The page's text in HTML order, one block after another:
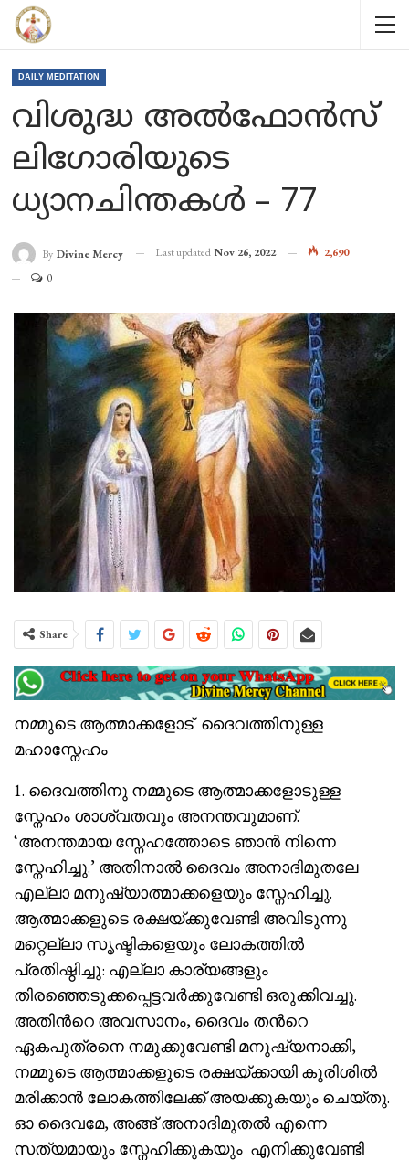
DAILY MEDITATION
വിശുദ്ധ അൽഫോൻസ്
ലിഗോരിയുടെ
ധ്യാനചിന്തകൾ – 77
By Divine Mercy Last updated Nov 26, 2022
2,690
0
Share
നമ്മുടെ ആത്മാക്കളോട് ദൈവത്തിനുള്ള
മഹാസ്നേഹം
1. ദൈവത്തിനു നമ്മുടെ ആത്മാക്കളോടുള്ള
സ്നേഹം ശാശ്വതവും അനന്തവുമാണ്.
‘അനന്തമായ സ്നേഹത്തോടെ ഞാൻ നിന്നെ
സ്നേഹിച്ചു.’ അതിനാൽ ദൈവം അനാദിമുതലേ
എല്ലാ മനുഷ്യാത്മാക്കളെയും സ്നേഹിച്ചു.
ആത്മാക്കളുടെ രക്ഷയ്ക്കുവേണ്ടി അവിടുന്നു
മറ്റെല്ലാ സൃഷ്ടികളെയും ലോകത്തിൽ
പ്രതിഷ്ഠിച്ചു: എല്ലാ കാര്യങ്ങളും
തിരഞ്ഞെടുക്കപ്പെട്ടവർക്കുവേണ്ടി ഒരുക്കിവച്ചു.
അതിൻറെ അവസാനം, ദൈവം തൻറെ
ഏകപുത്രനെ നമുക്കുവേണ്ടി മനുഷ്യനാക്കി,
നമ്മുടെ ആത്മാക്കളുടെ രക്ഷയ്ക്കായി കുരിശിൽ
മരിക്കാൻ ലോകത്തിലേക്ക് അയക്കുകയും ചെയ്തു.
ഓ ദൈവമേ, അങ്ങ് അനാദിമുതൽ എന്നെ
സത്യമായും സ്നേഹിക്കുകയും എനിക്കുവേണ്ടി